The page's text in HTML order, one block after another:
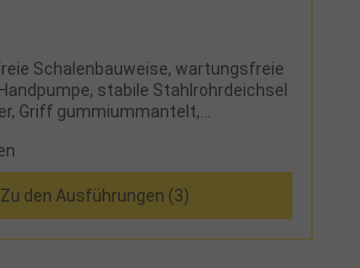
Schalenbauweise, wartungsfreie
stabile Stahlrohrdeichsel
Griff gummiummantelt,
Zu den Ausführungen (3)